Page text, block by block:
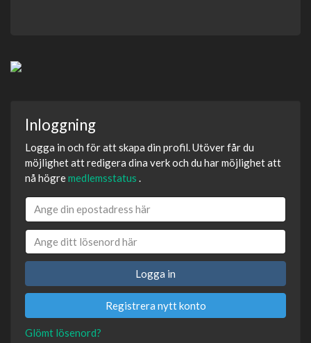
Inloggning
Logga in och för att skapa din profil. Utöver får du
möjlighet att redigera dina verk och du har möjlighet att
nå högremedlemsstatus .
Logga in
Registrera nytt konto
Glömt lösenord?